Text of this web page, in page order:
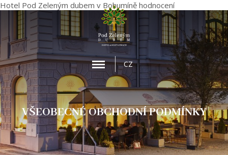
Hotel Pod Zeleným dubem v Bohumíně hodnocení
MENUCZ
VŠEOBECNÉ OBCHODNÍ PODMÍNKY